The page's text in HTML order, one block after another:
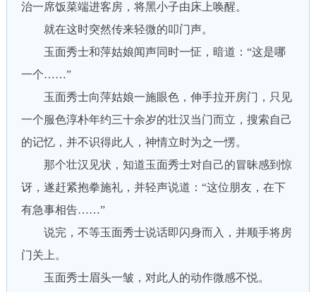
治一席饭菜端进客房，将黑小子由床上唤醒。
就在这时突然传来轻微的叩门声。
玉面秀士和萍姑娘闻声同时一怔，暗道：“这是哪
一个……”
玉面秀士向萍姑娘一施眼色，伸手拉开房门，只见
一个服色淳朴年约三十余岁的壮汉当门而立，搜索自己
的记忆，并不识得此人，神情立时为之一愣。
那个壮汉见状，知道玉面秀士对自己的冒昧感到惊
讶，遂赶紧抱拳施礼，并轻声说道：“这位朋友，在下
有急事相告……”
说完，不等玉面秀士说话即闪身而入，并顺手将房
门关上。
玉面秀士眉头一皱，对此人的动作微感不悦。